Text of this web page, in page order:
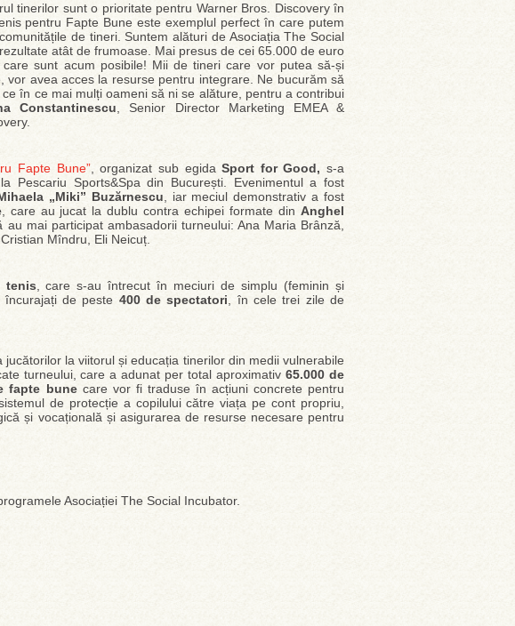
tinerilor sunt o prioritate pentru Warner Bros. Discovery în
pentru Fapte Bune este exemplul perfect în care putem
de tineri. Suntem alături de Asociația The Social
atât de frumoase. Mai presus de cei 65.000 de euro
sunt acum posibile! Mii de tineri care vor putea să-și
avea acces la resurse pentru integrare. Ne bucurăm să
în ce mai mulți oameni să ni se alăture, pentru a contribui
Constantinescu , Senior Director Marketing EMEA &
Fapte Bune”, organizat sub egidaSport for Good, s-a
Pescariu Sports&Spa din București. Evenimentul a fost
„Miki” Buzărnescu , iar meciul demonstrativ a fost
, care au jucat la dublu contra echipei formate din Anghel
au mai participat ambasadorii turneului: Ana Maria Brânză,
Mîndru, Eli Neicuț.
tenis, care s-au întrecut în meciuri de simplu (feminin și
de peste 400 de spectatori , în cele trei zile de
la viitorul și educația tinerilor din medii vulnerabile
turneului, care a adunat per total aproximativ65.000 de
fapte bune care vor fi traduse în acțiuni concrete pentru
de protecție a copilului către viața pe cont propriu,
și vocațională și asigurarea de resurse necesare pentru
Asociației The Social Incubator.